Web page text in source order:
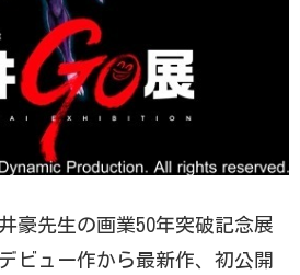
豪先生の画業50年突破記念展
ビュー作から最新作、初公開